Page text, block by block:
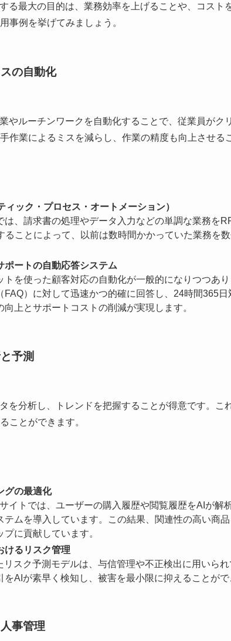
る最大の目的は、業務効率を上げることや、コスト
事例を挙げてみましょう。
の自動化
やルーチンワークを自動化することで、従業員がク
作業によるミスを減らし、作業の精度も向上させる
ィック・プロセス・オートメーション）
は、請求書の処理やデータ入力などの単調な業務を
ることによって、以前は数時間かかっていた業務を
ポートの自動応答システム
トを使った顧客対応の自動化が一般的になりつつあ
FAQ）に対して迅速かつ的確に回答し、24時間365
向上とサポートコストの削減が実現します。
予測
を分析し、トレンドを把握することが得意です。こ
ことができます。
グの最適化
イトでは、ユーザーの購入履歴や閲覧履歴をAIが解
テムを導入しています。この結果、関連性の高い商
プに貢献しています。
けるリスク管理
リスク予測モデルは、与信管理や不正検出に用いら
をAIが素早く検知し、被害を最小限に抑えることがで
事管理